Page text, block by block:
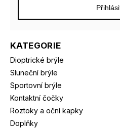
KATEGORIE
Dioptrické brýle
Sluneční brýle
Sportovní brýle
Kontaktní čočky
Roztoky a oční kapky
Doplňky